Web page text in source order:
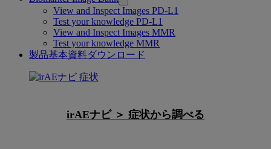
View and Inspect Images PD-L1
Test your knowledge PD-L1
View and Inspect Images MMR
Test your knowledge MMR
製品基本資料ダウンロード
irAEナビ ＞︎ 症状から調べる